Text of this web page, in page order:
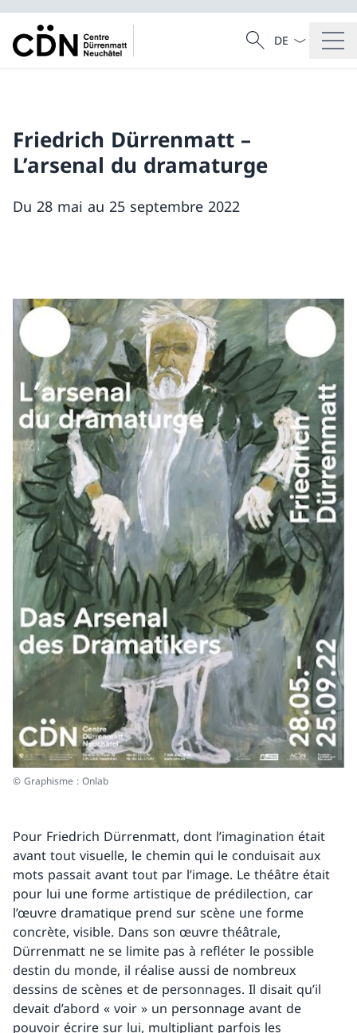
Recherche
Recherche
La langue
Friedrich Dürrenmatt –
L’arsenal du dramaturge
Du 28 mai au 25 septembre 2022
© Graphisme : Onlab
Pour Friedrich Dürrenmatt, dont l’imagination était
avant tout visuelle, le chemin qui le conduisait aux
mots passait avant tout par l’image. Le théâtre était
pour lui une forme artistique de prédilection, car
l’œuvre dramatique prend sur scène une forme
concrète, visible. Dans son œuvre théâtrale,
Dürrenmatt ne se limite pas à refléter le possible
destin du monde, il réalise aussi de nombreux
dessins de scènes et de personnages. Il disait qu’il
devait d’abord « voir » un personnage avant de
pouvoir écrire sur lui, multipliant parfois les